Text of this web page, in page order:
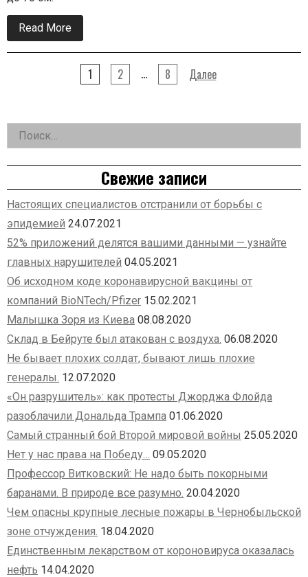
Read More
Поясохвост
–
дневная
ящерица
Пагинация
записей
1 2 … 8 Далее
Left
Найти:
Свежие записи
Настоящих специалистов отстранили от борьбы с
эпидемией 24.07.2021
52% приложений делятся вашими данными — узнайте
главных нарушителей 04.05.2021
Об исходном коде коронавирусной вакцины от
компаний BioNTech/Pfizer 15.02.2021
Малышка Зоря из Киева 08.08.2020
Склад в Бейруте был атакован с воздуха. 06.08.2020
Не бывает плохих солдат, бывают лишь плохие
генералы. 12.07.2020
«Он разрушитель»: как протесты Джорджа Флойда
разоблачили Дональда Трампа 01.06.2020
Самый странный бой Второй мировой войны 25.05.2020
Нет у нас права на Победу…
09.05.2020
Профессор Витковский: Не надо быть покорными
баранами. В природе все разумно. 20.04.2020
Чем опасны крупные лесные пожары в Чернобыльской
зоне отчуждения. 18.04.2020
Единственным лекарством от короновируса оказалась
нефть 14.04.2020